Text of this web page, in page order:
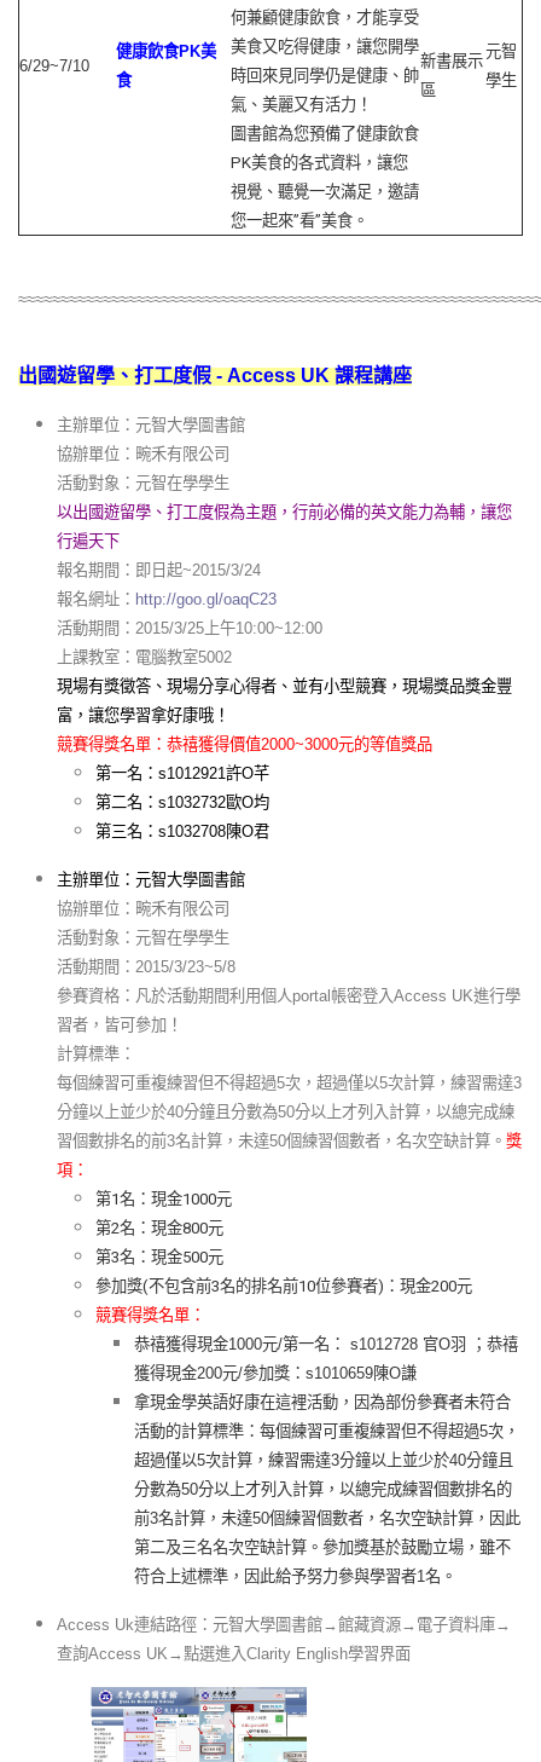
6/29~7/10
健康飲食PK美
食
何兼顧健康飲食，才能享受
美食又吃得健康，讓您開學
時回來見同學仍是健康、帥
氣、美麗又有活力！
圖書館為您預備了健康飲食
PK美食的各式資料，讓您
視覺、聽覺一次滿足，邀請
您一起來”看”美食。
新書展示
區
元智
學生
出國遊留學、打工度假 - Access UK 課程講座
主辦單位：元智大學圖書館
協辦單位：畹禾有限公司
活動對象：元智在學學生
以出國遊留學、打工度假為主題，行前必備的英文能力為輔，讓您
行遍天下
報名期間：即日起~2015/3/24
報名網址： http://goo.gl/oaqC23
活動期間：2015/3/25上午10:00~12:00
上課教室：電腦教室5002
現場有獎徵答、現場分享心得者、並有小型競賽，現場獎品獎金豐
富，讓您學習拿好康哦！
競賽得獎名單：恭禧獲得價值2000~3000元的等值獎品
第一名：s1012921許O芊
第二名：s1032732歐O均
第三名：s1032708陳O君
主辦單位：元智大學圖書館
協辦單位：畹禾有限公司
活動對象：元智在學學生
活動期間：2015/3/23~5/8
參賽資格：凡於活動期間利用個人portal帳密登入Access UK進行學
習者，皆可參加！
計算標準：
每個練習可重複練習但不得超過5次，超過僅以5次計算，練習需達3
分鐘以上並少於40分鐘且分數為50分以上才列入計算，以總完成練
習個數排名的前3名計算，未達50個練習個數者， 名次空缺計算。 獎
項：
第1名：現金1000元
第2名：現金800元
第3名：現金500元
參加獎(不包含前3名的排名前10位參賽者)：現金200元
競賽得獎名單：
恭禧獲得現金1000元/第一名： s1012728 官O羽 ；恭禧
獲得現金200元/參加獎：s1010659陳O謙
拿現金學英語好康在這裡活動，因為部份參賽者未符合
活動的計算標準： 每個練習可重複練習但不得超過5次，
超過僅以5次計算，練習需達3分鐘以上並少於40分鐘且
分數為50分以上才列入計算，以總完成練習個數排名的
前3名計算，未達50個練習個數者，名次空缺計算，因此
第二及三名名次空缺計算。 參加獎基於鼓勵立場，雖不
符合上述標準，因此給予努力參與學習者1名。
Access Uk連結路徑：元智大學圖書館→館藏資源→電子資料庫→
查詢Access UK→點選進入Clarity English學習界面